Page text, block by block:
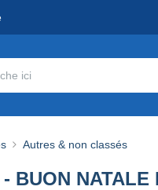
Autres & non classés
BUON